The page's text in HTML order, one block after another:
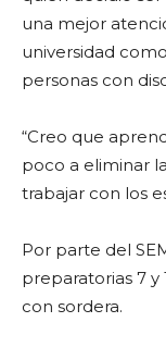
una mejor
universidad
personas con
“Creo que
poco a eliminar
trabajar con los
Por parte del
preparatorias 7 y
con sordera.